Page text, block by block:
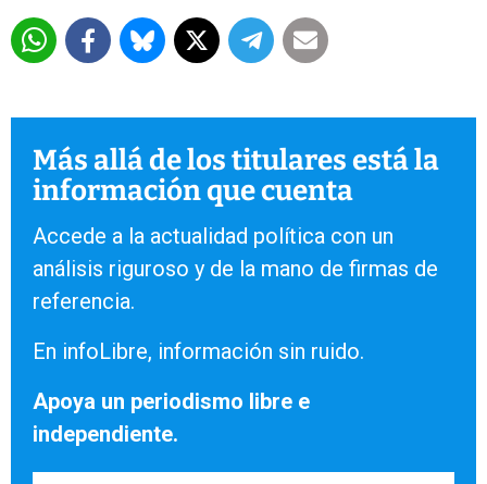
Más allá de los titulares está la
información que cuenta
Accede a la actualidad política con un
análisis riguroso y de la mano de firmas de
referencia.
En infoLibre, información sin ruido.
Apoya un periodismo libre e
independiente.